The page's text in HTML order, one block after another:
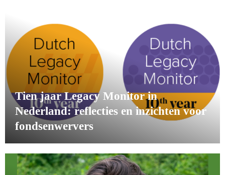
Tien jaar Legacy Monitor in
Nederland: reflecties en inzichten voor
fondsenwervers